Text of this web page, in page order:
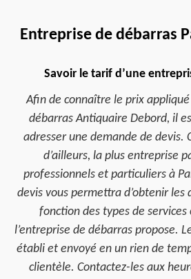
Entreprise de débarras
Savoir le tarif d’une
Afin de connaître le prix
débarras Antiquaire Debord, il
adresser une demande de devis.
d’ailleurs, la plus entreprise
professionnels et particuliers à
devis vous permettra d’obtenir les
fonction des types de
l’entreprise de débarras propose.
établi et envoyé en un rien de
clientèle. Contactez-les aux